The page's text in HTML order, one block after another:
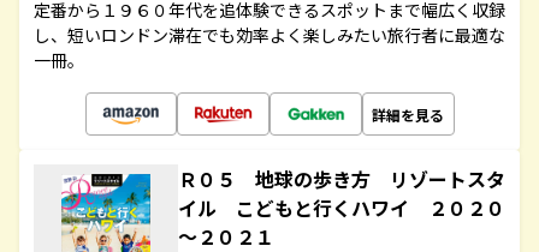
定番から１９６０年代を追体験できるスポットまで幅広く収録
し、短いロンドン滞在でも効率よく楽しみたい旅行者に最適な
一冊。
詳細を見る
Ｒ０５ 地球の歩き方 リゾートスタ
イル こどもと行くハワイ ２０２０
～２０２１